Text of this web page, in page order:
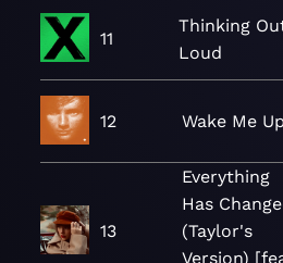
11
Thinking
Loud
12 Wake Me Up
13
Everything
Has
(Taylor's
Version)